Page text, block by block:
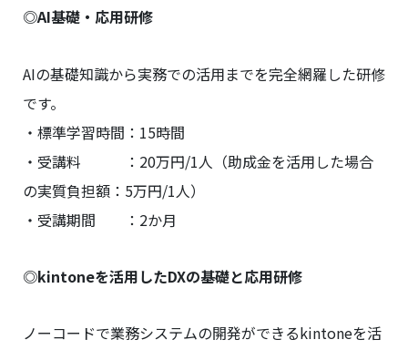
◎AI基礎・応用研修
AIの基礎知識から実務での活用までを完全網羅した研修
です。
・標準学習時間：15時間
・受講料 ：20万円/1人（助成金を活用した場合
の実質負担額：5万円/1人）
・受講期間 ：2か月
◎kintoneを活用したDXの基礎と応用研修
ノーコードで業務システムの開発ができるkintoneを活